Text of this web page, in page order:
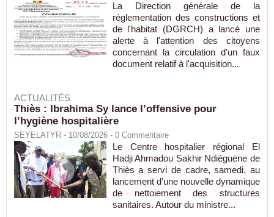
La Direction générale de la
réglementation des constructions et
de l'habitat (DGRCH) a lancé une
alerte à l'attention des citoyens
concernant la circulation d'un faux
document relatif à l'acquisition...
ACTUALITÉS
Thiès : Ibrahima Sy lance l’offensive pour
l’hygiène hospitalière
SEYELATYR - 10/08/2026 - 0 Commentaire
Le Centre hospitalier régional El
Hadji Ahmadou Sakhir Ndiéguène de
Thiès a servi de cadre, samedi, au
lancement d’une nouvelle dynamique
de nettoiement des structures
sanitaires. Autour du ministre...